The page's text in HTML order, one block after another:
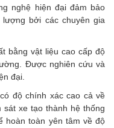
nghệ hiện đại đảm bảo
bởi các chuyên gia
bằng vật liệu cao cấp độ
Được nghiên cứu và
đại.
độ chính xác cao cả về
xe tạo thành hệ thống
hoàn toàn yên tâm về độ